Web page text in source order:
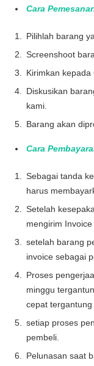
Cara
Pilihlah barang
Screenshoot
Kirimkan
Diskusikan
kami.
Barang akan
Cara
Sebagai tanda
harus
Setelah
mengirim
setelah barang
invoice sebagai
Proses
minggu
cepat
setiap proses
pembeli.
Pelunasan saat